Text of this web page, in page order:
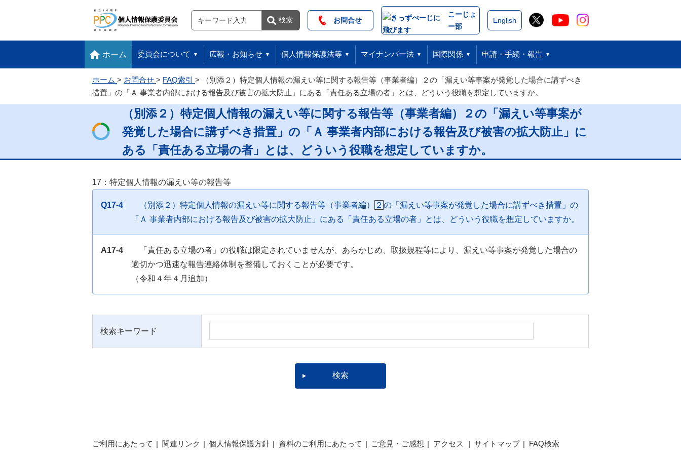
フッターへ移動します 閉じる
サイト内検索
検索 検索 お問合せ
こーじょ
ー部
English
ホーム 委員会について 広報・お知らせ 個人情報保護法等 マイナンバー法 国際関係 申請・手続・報告
ホーム お問合せ FAQ索引
（別添２）特定個人情報の漏えい等に関する報告等（事業者編）２の「漏えい等事案が発覚した場合に講ずべき
措置」の「Ａ 事業者内部における報告及び被害の拡大防止」にある「責任ある立場の者」とは、どういう役職を想定していますか。
（別添２）特定個人情報の漏えい等に関する報告等（事業者編）２の「漏えい等事案が
発覚した場合に講ずべき措置」の「Ａ 事業者内部における報告及び被害の拡大防止」に
ある「責任ある立場の者」とは、どういう役職を想定していますか。
17：特定個人情報の漏えい等の報告等
Q17-4 （別添２）特定個人情報の漏えい等に関する報告等（事業者編） ２ の「漏えい等事案が発覚した場合に講ずべき措置」の
「Ａ 事業者内部における報告及び被害の拡大防止」にある「責任ある立場の者」とは、どういう役職を想定していますか。
A17-4
「責任ある立場の者」の役職は限定されていませんが、あらかじめ、取扱規程等により、漏えい等事案が発覚した場合の
適切かつ迅速な報告連絡体制を整備しておくことが必要です。
（令和４年４月追加）
検索キーワード
ご利用にあたって 関連リンク 個人情報保護方針 資料のご利用にあたって ご意見・ご感想 アクセス サイトマップ FAQ検索